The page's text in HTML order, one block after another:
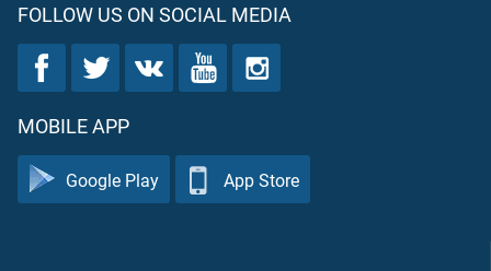
FOLLOW US ON SOCIAL MEDIA
MOBILE APP
Google Play App Store